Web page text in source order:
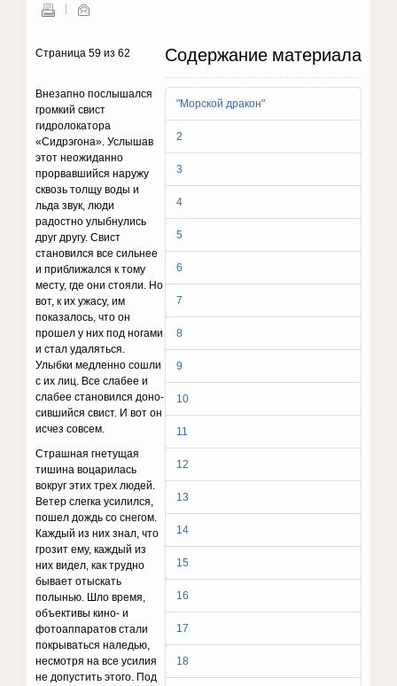
Содержание материала
"Морской дракон"
2
3
4
5
6
7
8
9
10
11
12
13
14
15
16
17
18
Страница 59 из 62
Внезапно послышался
громкий свист
гидролокато­ра
«Сидрэгона». Услышав
этот неожиданно
прорвав­шийся наружу
сквозь толщу воды и
льда звук, люди
радостно улыбнулись
друг другу. Свист
становился все сильнее
и приближался к тому
месту, где они стояли. Но
вот, к их ужасу, им
показалось, что он
прошел у них под ногами
и стал удаляться.
Улыбки медленно сошли
с их лиц. Все слабее и
слабее становился доно­
сившийся свист. И вот он
исчез совсем.
Страшная гнетущая
тишина воцарилась
вокруг этих трех людей.
Ветер слегка усилился,
пошел дождь со снегом.
Каждый из них знал, что
грозит ему, каждый из
них видел, как трудно
бывает отыскать
полынью. Шло время,
объективы кино- и
фотоаппаратов стали
покрываться наледью,
несмотря на все усилия
не до­пустить этого. Под